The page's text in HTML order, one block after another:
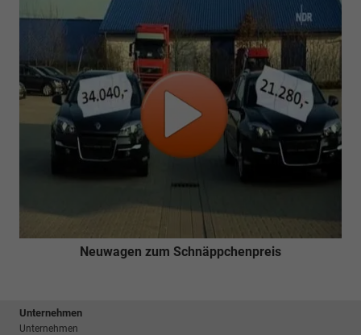
Neuwagen zum Schnäppchenpreis
Unternehmen
Unternehmen